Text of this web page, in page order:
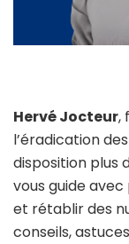
Hervé Jocteur,
l’éradication
disposition plus
vous guide
et rétablir des
conseils,